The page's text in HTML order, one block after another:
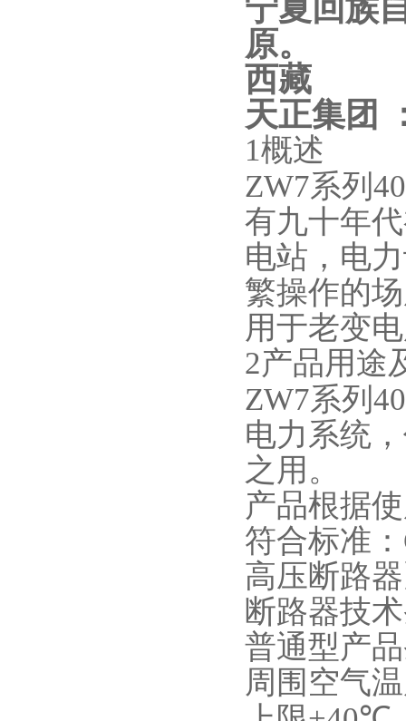
宁夏回族
原。
西藏
天正集团
1概述
ZW7系列
有九十年
电站，电
繁操作的
用于老变
2产品用途
ZW7系列
电力系统
之用。
产品根据
符合标准：
高压断路
断路器技
普通型产
周围空气